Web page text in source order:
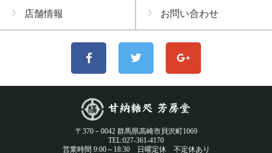
店舗情報 お問い合わせ
〒370－0042 群馬県高崎市貝沢町1069
TEL:027-361-4170
営業時間 9:00～18:30 日曜定休 不定休あり